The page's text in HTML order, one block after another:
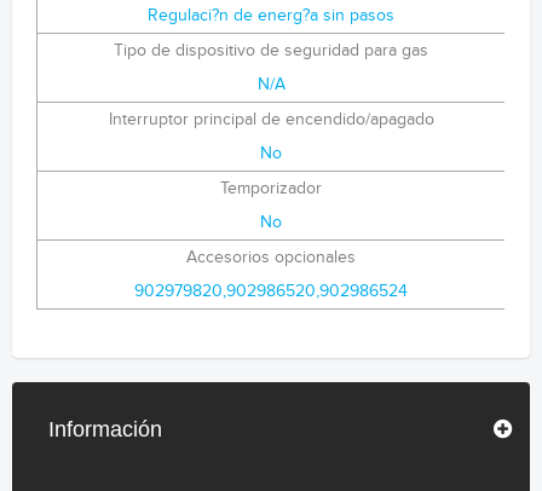
Regulaci?n de energ?a sin pasos
Tipo de dispositivo de seguridad para gas
N/A
Interruptor principal de encendido/apagado
No
Temporizador
No
Accesorios opcionales
902979820,902986520,902986524
Información